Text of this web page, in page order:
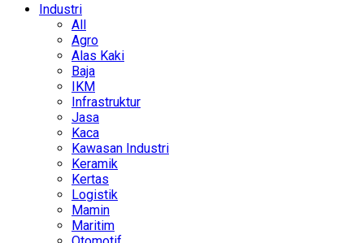
Industri
All
Agro
Alas Kaki
Baja
IKM
Infrastruktur
Jasa
Kaca
Kawasan Industri
Keramik
Kertas
Logistik
Mamin
Maritim